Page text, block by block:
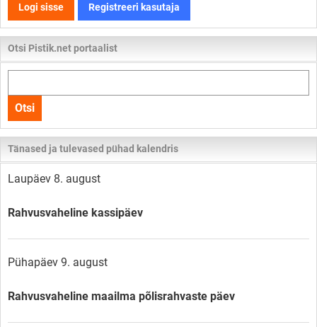
Logi sisse Registreeri kasutaja
Otsi Pistik.net portaalist
kogu
lehelt
Otsi
Tänased ja tulevased pühad kalendris
Laupäev 8. august
Rahvusvaheline kassipäev
Pühapäev 9. august
Rahvusvaheline maailma põlisrahvaste päev